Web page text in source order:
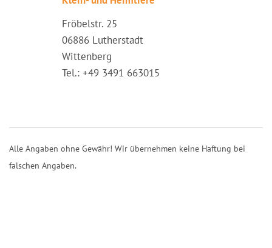
Fröbelstr. 25
06886 Lutherstadt
Wittenberg
Tel.: +49 3491 663015
Alle Angaben ohne Gewähr! Wir übernehmen keine Haftung bei
falschen Angaben.